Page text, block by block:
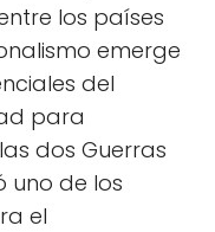
los países
emerge
del
para
dos Guerras
uno de los
el